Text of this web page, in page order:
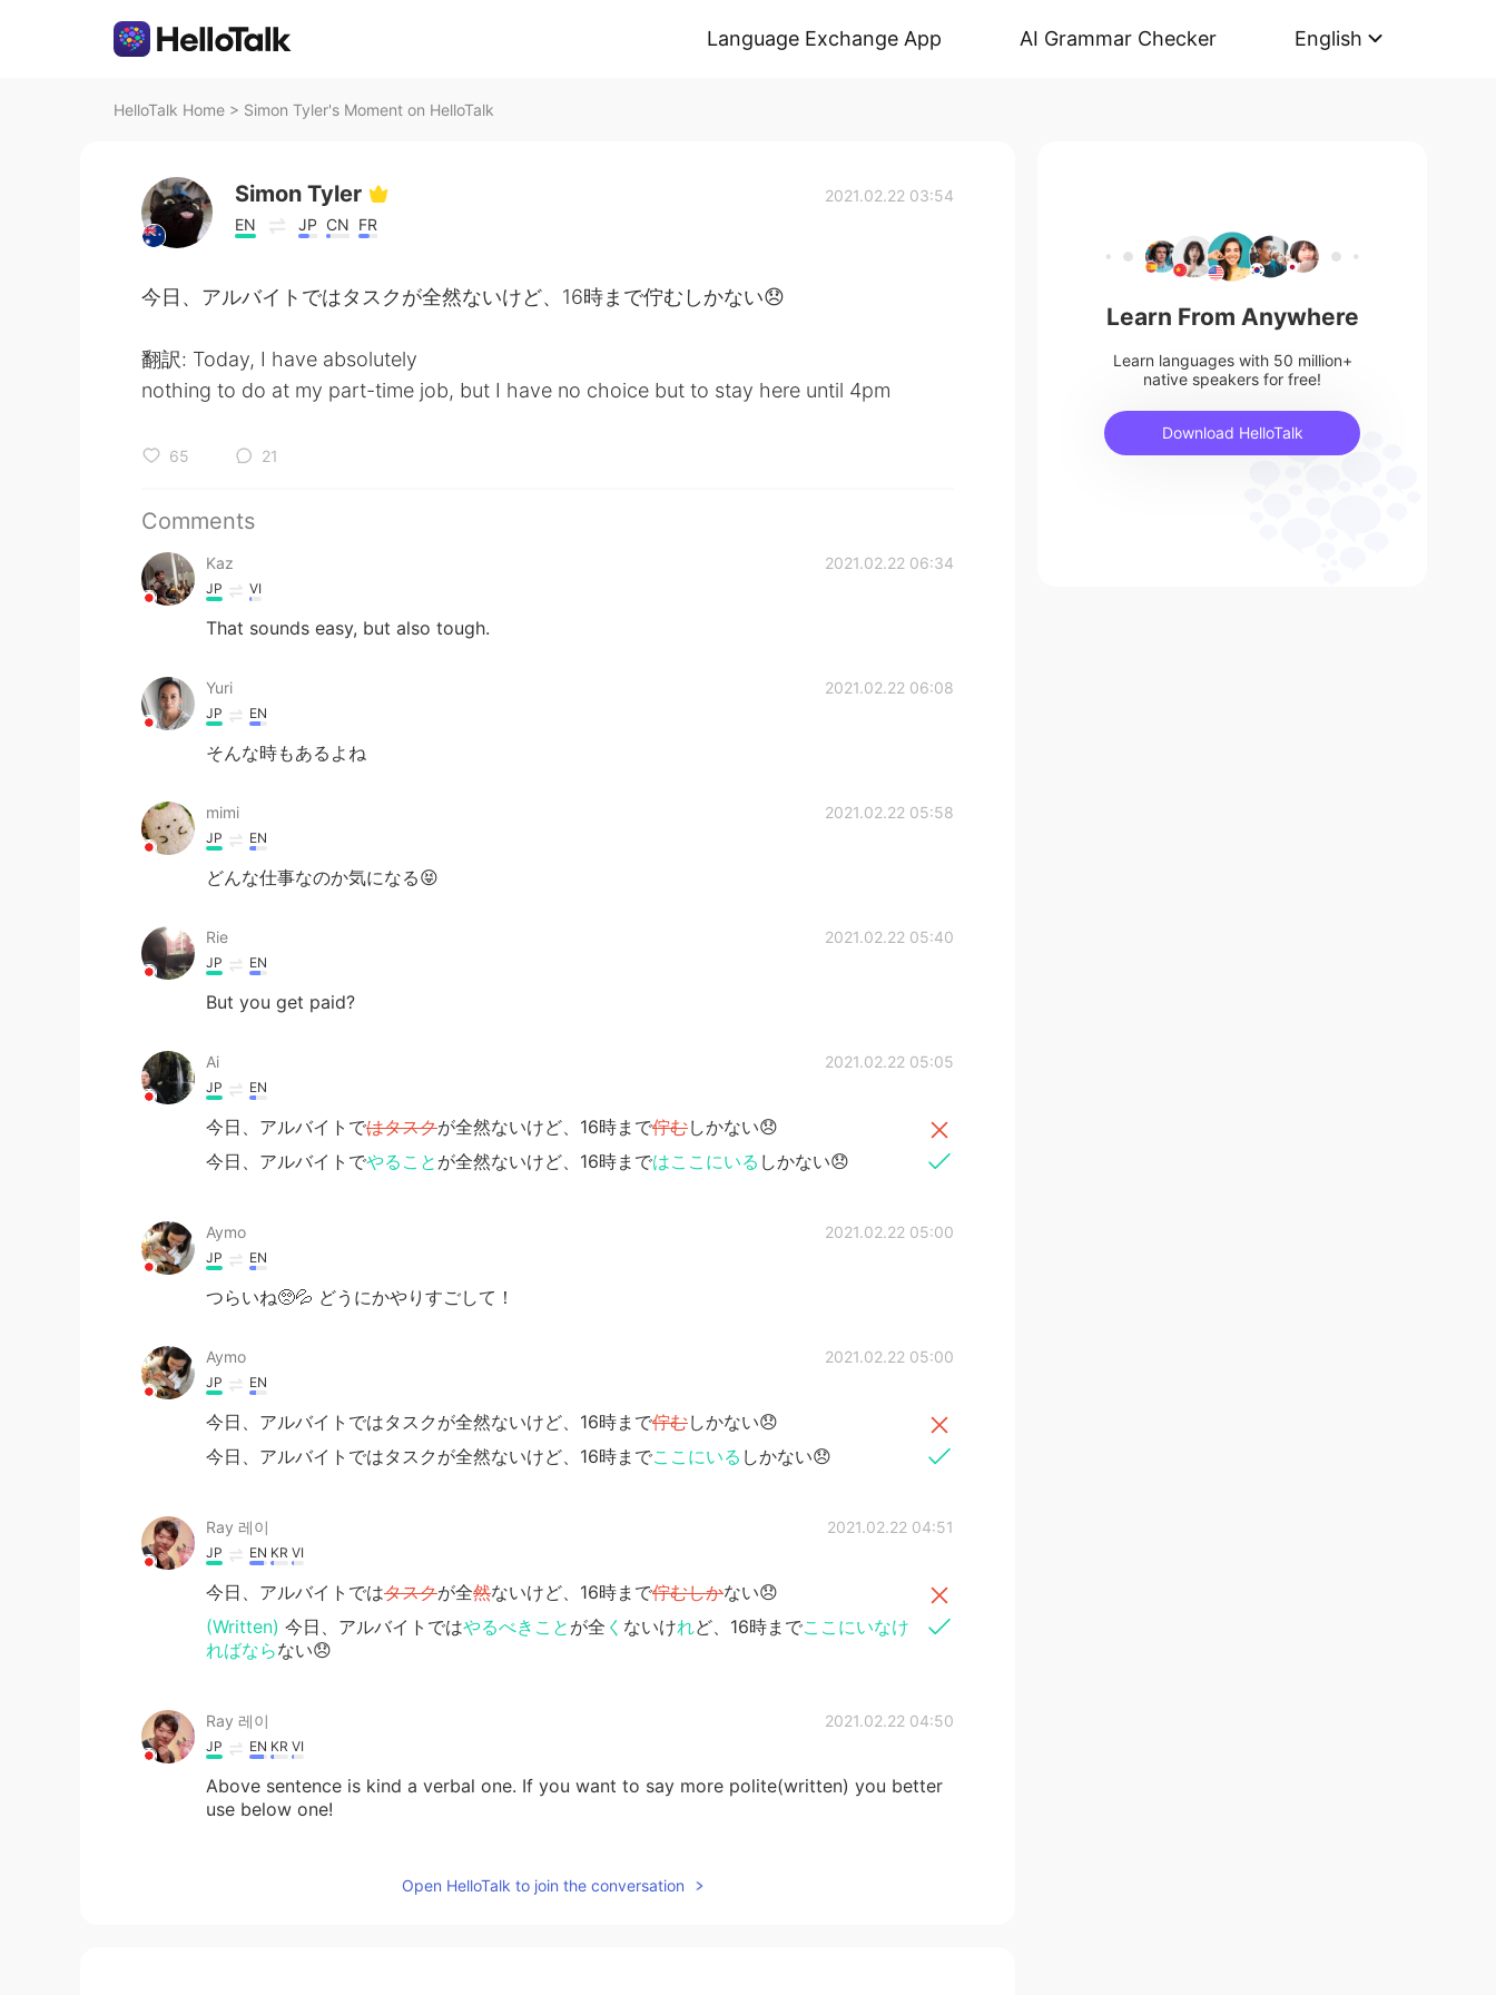
Language Exchange App AI Grammar Checker English
HelloTalk Home > Simon Tyler's Moment on HelloTalk
Simon Tyler
EN JP CN FR
2021.02.22 03:54
今日、アルバイトではタスクが全然ないけど、16時まで佇むしかない😞
翻訳: Today, I have absolutely
nothing to do at my part-time job, but I have no choice but to stay here until 4pm
65 21
Comments
Kaz 2021.02.22 06:34
JP VI
That sounds easy, but also tough.
Yuri 2021.02.22 06:08
JP EN
そんな時もあるよね
mimi 2021.02.22 05:58
JP EN
どんな仕事なのか気になる😝
Rie 2021.02.22 05:40
JP EN
But you get paid?
Ai 2021.02.22 05:05
JP EN
今日、アルバイトではタスクが全然ないけど、16時まで佇むしかない😞
今日、アルバイトでやること が全然ないけど、16時まではここにいる しかない😞
Aymo 2021.02.22 05:00
JP EN
つらいね🥺💦 どうにかやりすごして！
Aymo 2021.02.22 05:00
JP EN
今日、アルバイトではタスクが全然ないけど、16時まで佇むしかない😞
今日、アルバイトではタスクが全然ないけど、16時までここにいる しかない😞
Ray 레이 2021.02.22 04:51
JP EN KR VI
今日、アルバイトではタスクが全然ないけど、16時まで佇むしかない😞
(Written) 今日、アルバイトではやるべきこと が全 く ないけれど、16時までここにいなけ
ればならない😞
Ray 레이 2021.02.22 04:50
JP EN KR VI
Above sentence is kind a verbal one. If you want to say more polite(written) you better
use below one!
Open HelloTalk to join the conversation
Learn From Anywhere
Learn languages with 50 million+
native speakers for free!
Download HelloTalk